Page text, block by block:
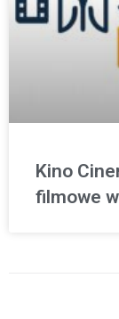
Kino
filmowe